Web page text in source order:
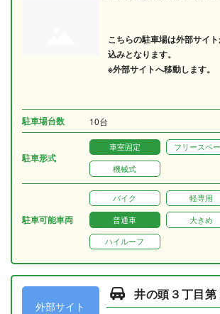
こちらの駐車場は外部サイ
込みとなります。
※外部サイトへ移動します。
駐車場台数 10台
駐車形式
車室固定 フリースペ
機械式
駐車可能車両
バイク 軽専用
普通車 大きめ
ハイルーフ
外部サイト
井の頭３丁目第